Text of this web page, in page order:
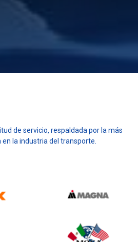
de servicio, respaldada por la más
la industria del transporte.